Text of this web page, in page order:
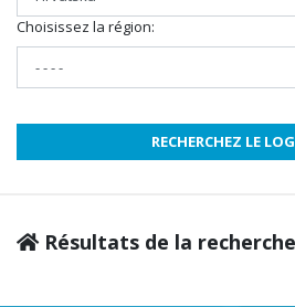
Choisissez la région:
Résultats de la